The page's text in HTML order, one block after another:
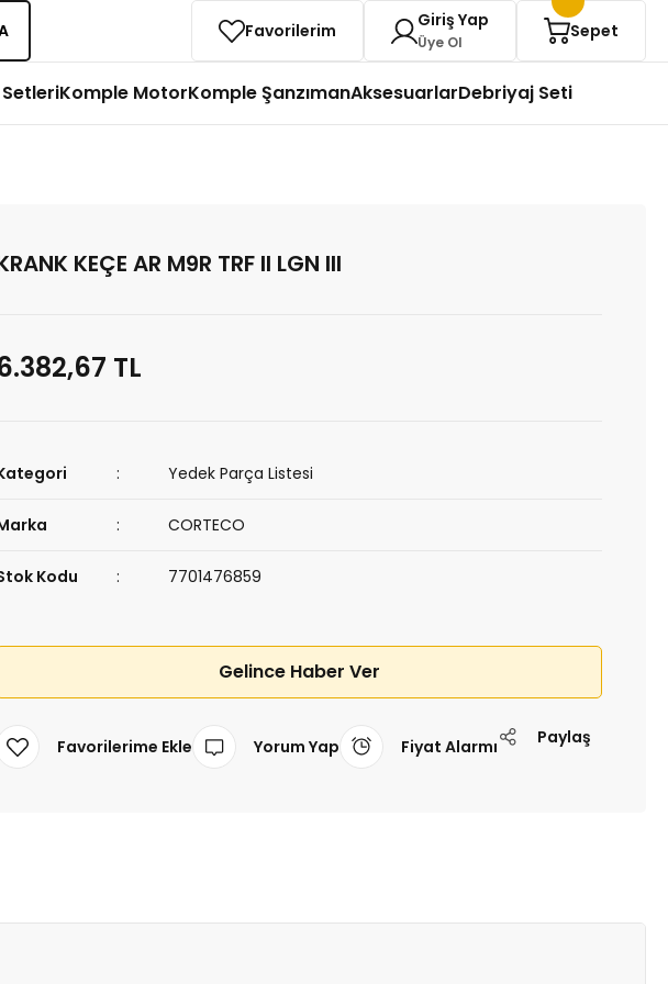
Favorilerim Giriş Yap
Üye Ol
Sepet
SetleriKomple MotorKomple ŞanzımanAksesuarlarDebriyaj Seti
KEÇE AR M9R TRF II LGN III
TL
Yedek Parça Listesi
CORTECO
Kodu 7701476859
Gelince Haber Ver
Yorum Yap Fiyat Alarmı Paylaş